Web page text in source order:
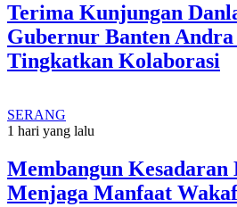
Terima Kunjungan
Gubernur Banten Andra
Tingkatkan Kolaborasi
SERANG
1 hari yang lalu
Membangun Kesadaran
Menjaga Manfaat